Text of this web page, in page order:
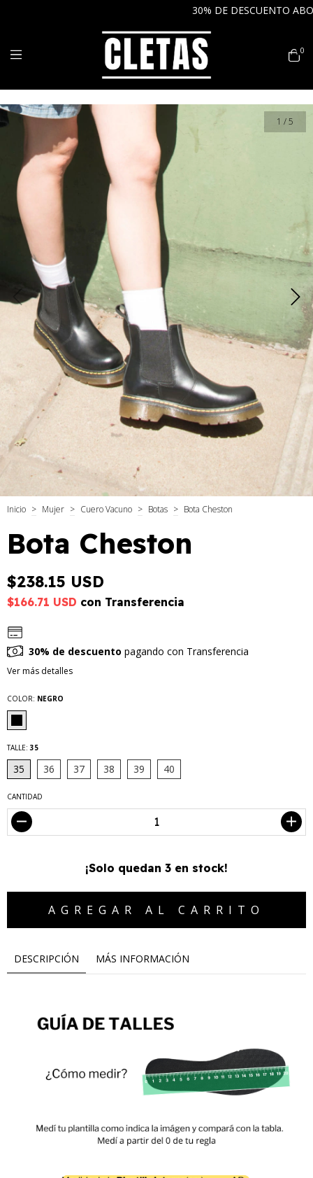
30% DE DESCUENTO
0
1 /5
Inicio > Mujer > Cuero Vacuno > Botas > Bota Cheston
Bota Cheston
$238.15 USD
$166.71 USD con Transferencia
30% de descuento pagando con Transferencia
Ver más detalles
COLOR: NEGRO
TALLE:35
35 36 37 38 39 40
CANTIDAD
¡Solo quedan 3 en stock!
DESCRIPCIÓN MÁS INFORMACIÓN